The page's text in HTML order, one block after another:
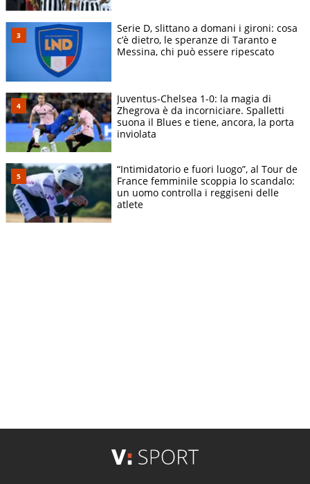
Serie D, slittano a domani i gironi: cosa
c’è dietro, le speranze di Taranto e
Messina, chi può essere ripescato
Juventus-Chelsea 1-0: la magia di
Zhegrova è da incorniciare. Spalletti
suona il Blues e tiene, ancora, la porta
inviolata
“Intimidatorio e fuori luogo”, al Tour de
France femminile scoppia lo scandalo:
un uomo controlla i reggiseni delle
atlete